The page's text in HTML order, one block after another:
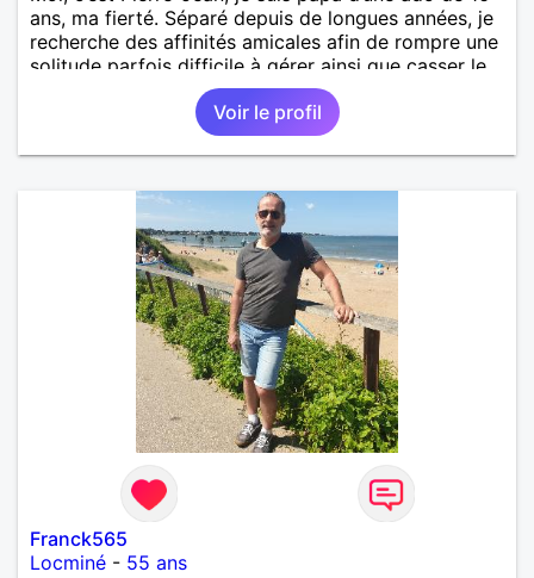
ans, ma fierté. Séparé depuis de longues années, je
recherche des affinités amicales afin de rompre une
solitude parfois difficile à gérer ainsi que casser le
vague à l’âme. L’amitié reste extrêmement
importante à mes yeux mais peut se décliner en des
sentiments plus puissants. « Le temps fera son
œuvre » disait Arthur Schopenhauer, philosophe
autant être trop locace. Je suis bourré de qualités
avec très peu de défauts. Je suis altruiste,
bienveillant, empathique, attentionné, honnête,
respectueux, doux de caractère et compréhensif : je
laisse « glisser » beaucoup de choses. Mais ne vous
m’éprenez pas Mesdames, si une personne que
j’aime me trahit une fois, il n’y aura pas de seconde
chance et je l’effacerai à « vitam eternam ».
Néanmoins, je suis un tout petit peu maniaque ainsi
qu’impatient. J’essaye de faire des efforts. Rien de
bien dramatique ! Du moins je le pense……Je suis un
homme facile à vivre. À vous si vous le souhaitez,
d’apprendre à me connaître davantage. J’en serai
ravi….A très bientôt je l’espère.
Voir le profil
Franck565
Locminé - 55 ans